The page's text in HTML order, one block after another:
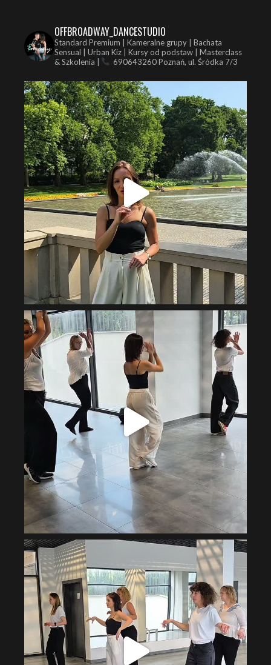
OFFBROADWAY_DANCESTUDIO
Standard Premium | Kameralne grupy | Bachata
Sensual | Urban Kiz | Kursy od podstaw | Masterclass
& Szkolenia |
690643260Poznań, ul. Śródka 7/3